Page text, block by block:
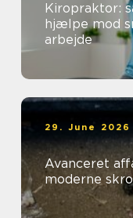
Kiropraktor:
hjælpe mod
arbejde
29. June 2026
Avanceret
moderne